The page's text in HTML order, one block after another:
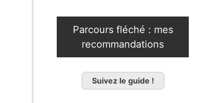
Parcours fléché : mes
recommandations
Suivez le guide !